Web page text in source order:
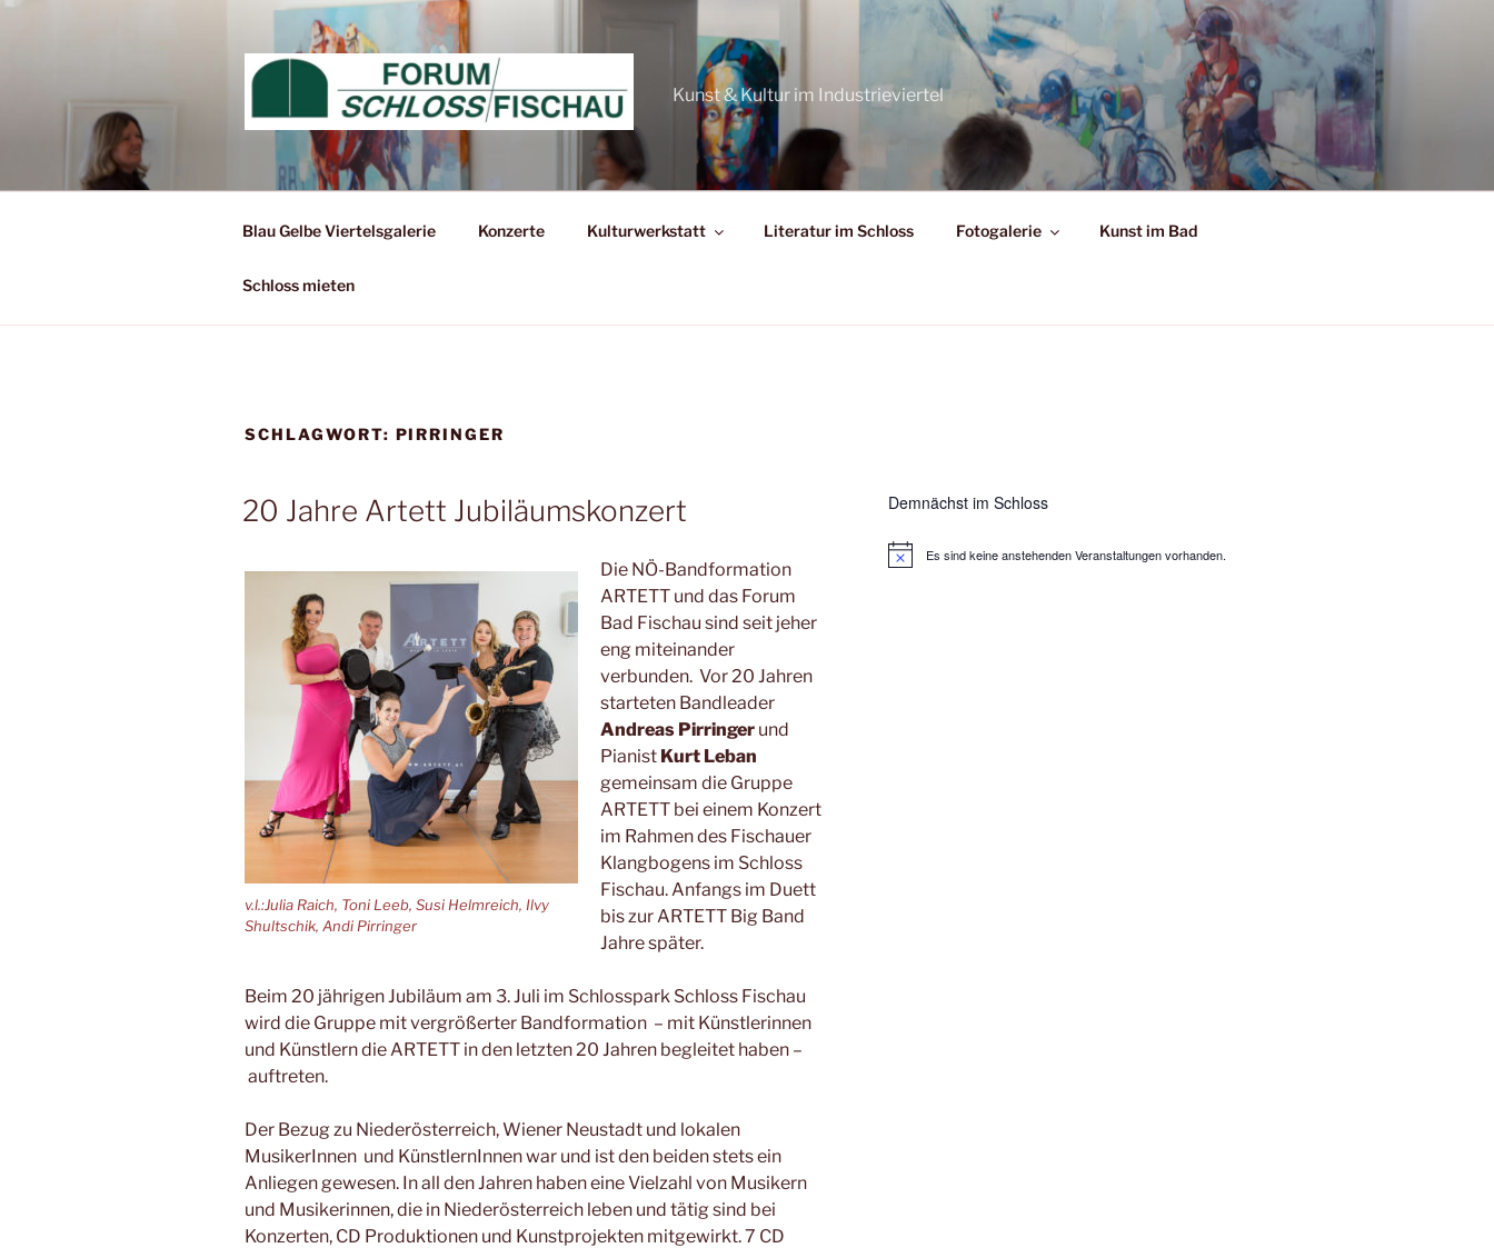
Zum
Kunst & Kultur im Industrieviertel
Blau Gelbe Viertelsgalerie Konzerte Kulturwerkstatt Literatur im Schloss Fotogalerie Kunst im Bad
Schloss mieten
SCHLAGWORT: PIRRINGER
20 Jahre Artett Jubiläumskonzert
v.l.:Julia Raich, Toni Leeb, Susi Helmreich, Ilvy
Shultschik, Andi Pirringer
Die NÖ-Bandformation
ARTETT und das Forum
Bad Fischau sind seit jeher
eng miteinander
verbunden. Vor 20 Jahren
starteten Bandleader
Andreas Pirringerund
Pianist Kurt Leban
gemeinsam die Gruppe
ARTETT bei einem Konzert
im Rahmen des Fischauer
Klangbogens im Schloss
Fischau. Anfangs im Duett
bis zur ARTETT Big Band
Jahre später.
Beim 20 jährigen Jubiläum am 3. Juli im Schlosspark Schloss Fischau
wird die Gruppe mit vergrößerter Bandformation – mit Künstlerinnen
und Künstlern die ARTETT in den letzten 20 Jahren begleitet haben –
auftreten.
Der Bezug zu Niederösterreich, Wiener Neustadt und lokalen
MusikerInnen und KünstlernInnen war und ist den beiden stets ein
Anliegen gewesen. In all den Jahren haben eine Vielzahl von Musikern
und Musikerinnen, die in Niederösterreich leben und tätig sind bei
Konzerten, CD Produktionen und Kunstprojekten mitgewirkt. 7 CD
Demnächst im Schloss
Es sind keine anstehenden Veranstaltungen vorhanden.